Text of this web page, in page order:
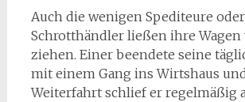
Auch die wenigen Spediteure
Schrotthändler ließen ihre Wagen
ziehen. Einer beendete seine
mit einem Gang ins Wirtshaus
Weiterfahrt schlief er regelmäßig